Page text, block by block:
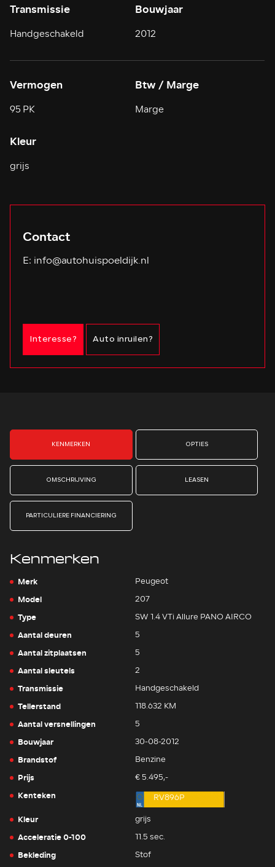
Transmissie
Handgeschakeld
Bouwjaar
2012
Vermogen
95 PK
Btw / Marge
Marge
Kleur
grijs
Contact
E: info@autohuispoeldijk.nl
Interesse? Auto inruilen?
KENMERKEN OPTIES
OMSCHRIJVING LEASEN
PARTICULIERE FINANCIERING
Kenmerken
Merk Peugeot
Model 207
Type SW 1.4 VTi Allure PANO AIRCO
Aantal deuren 5
Aantal zitplaatsen 5
Aantal sleutels 2
Transmissie Handgeschakeld
Tellerstand 118.632 KM
Aantal versnellingen 5
Bouwjaar 30-08-2012
Brandstof Benzine
Prijs € 5.495,-
Kenteken RV896P
Kleur grijs
Acceleratie 0-100 11.5 sec.
Bekleding Stof